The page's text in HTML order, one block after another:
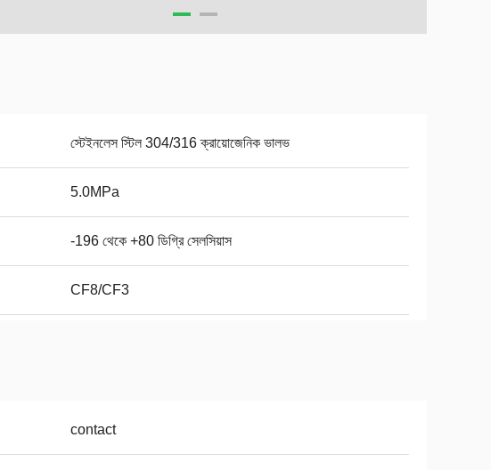
স্টেইনলেস স্টিল 304/316 ক্রায়োজেনিক ভালভ
5.0MPa
-196 থেকে +80 ডিগ্রি সেলসিয়াস
CF8/CF3
contact